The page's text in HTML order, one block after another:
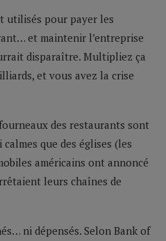
utilisés pour payer les
et maintenir l’entreprise
disparaître. Multipliez ça
et vous avez la crise
des restaurants sont
que des églises (les
américains ont annoncé
leurs chaînes de
ni dépensés. Selon Bank of